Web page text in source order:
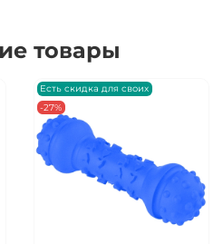
товары
Есть скидка для своих
-27%